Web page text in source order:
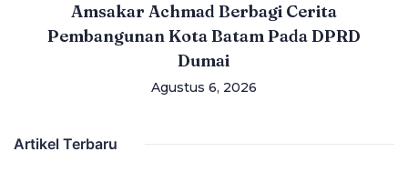
Amsakar Achmad Berbagi Cerita
Pembangunan Kota Batam Pada DPRD
Dumai
Agustus 6, 2026
Artikel Terbaru